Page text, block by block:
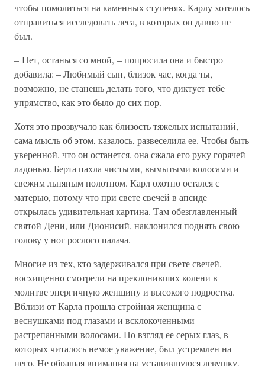
чтобы помолиться на каменных ступенях. Карлу хотелось
отправиться исследовать леса, в которых он давно не
был.
– Нет, останься со мной, – попросила она и быстро
добавила: – Любимый сын, близок час, когда ты,
возможно, не станешь делать того, что диктует тебе
упрямство, как это было до сих пор.
Хотя это прозвучало как близость тяжелых испытаний,
сама мысль об этом, казалось, развеселила ее. Чтобы быть
уверенной, что он останется, она сжала его руку горячей
ладонью. Берта пахла чистыми, вымытыми волосами и
свежим льняным полотном. Карл охотно остался с
матерью, потому что при свете свечей в апсиде
открылась удивительная картина. Там обезглавленный
святой Дени, или Дионисий, наклонился поднять свою
голову у ног рослого палача.
Многие из тех, кто задерживался при свете свечей,
восхищенно смотрели на преклонивших колени в
молитве энергичную женщину и высокого подростка.
Вблизи от Карла прошла стройная женщина с
веснушками под глазами и всклокоченными
растрепанными волосами. Но взгляд ее серых глаз, в
которых читалось немое уважение, был устремлен на
него. Не обращая внимания на уставившуюся девушку,